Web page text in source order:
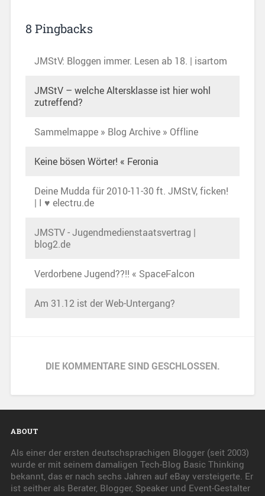
8 Pingbacks
JMStV: Bloggen immer. Lesen ab 18. | isartom
JMStV – welche Altersklasse ist hier wohl
zutreffend?
Sammelmappe » Blog Archive » Offline
Keine bösen Wörter! « Feronia
Deine Mudda für 2010-11-30 ft. JMStV, ficken!
| I ♥ electru.de
JMSTV - Jugendmedienstaatsvertrag |
blog2.de
Verdorbene Jugend??!! « SpaceFalcon
Am 31.12 ist der Web-Untergang?
DIE KOMMENTARE SIND GESCHLOSSEN.
ABOUT
Als einer der ersten deutschsprachigen Blogger (seit 2003)
wurde er mit seinem damaligen Tech-Blog Basic Thinking
bekannt, das er nach sechs Jahren auf eBay versteigerte. Er
ist seither als Berater, Blogger, Speaker und Event-Gestalter